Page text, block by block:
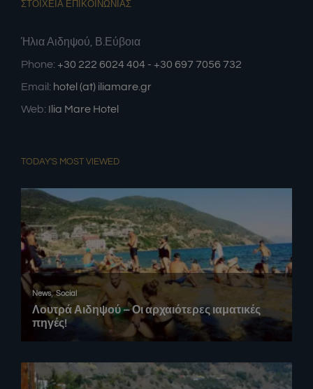
ΣΤΟΙΧΕΙΑ ΕΠΙΚΟΙΝΩΝΙΑΣ
Ήλια Αιδηψού, Β.Εύβοια
Phone: +30 222 6024 404 - +30 697 7056 732
Email: hotel (at) iliamare.gr
Web: Ilia Mare Hotel
TODAY'S MOST VIEWED